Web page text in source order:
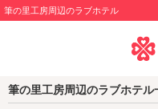
筆の里工房周辺のラブホテル
筆の里工房周辺のラブホテル